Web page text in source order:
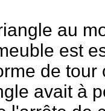
au
est
de
avait à